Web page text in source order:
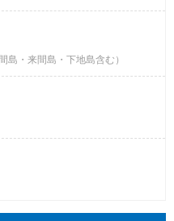
島・来間島・下地島含む）